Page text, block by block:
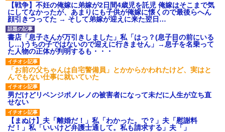
【戦争】不妊の俺嫁に弟嫁が2日間4歳児を託児 俺嫁はそこまで気
にしてなかったが、あまりにも子供が俺嫁に懐くので最後らへん
顔引きつってた → そして弟嫁が迎えに来た翌日…
書店「息子さんが万引きしました」私「はっ？(息子目の前にいる
し…)うちの子ではないので迎えに行きません」→息子を名乗って
た人物の正体が判明するも・・・
「お前の父ちゃんは自宅警備員」とかからかわれたけど、実はと
んでもない仕事に就いていた
男だけどリベンジポノレノの被害者になって未だに人生が立ち直
せない
【まぬけ】夫「離婚だ！」私「わかった。で？」夫「慰謝料
だ！」私「いいけど弁護士通して。私も請求する」夫「」